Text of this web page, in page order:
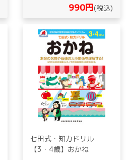
990円(税込)
七田式・知力ドリル
【3・4歳】おかね